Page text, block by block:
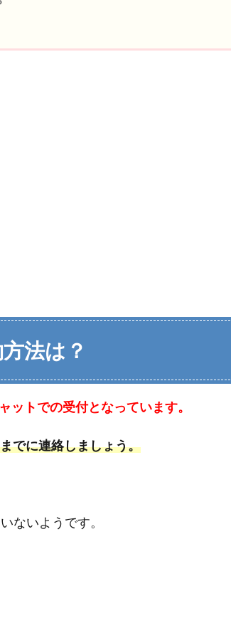
法は？
ットでの受付となっています。
でに連絡しましょう。
ないようです。